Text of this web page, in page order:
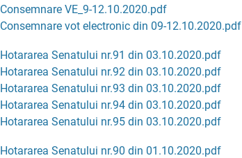
Consemnare VE_9-12.10.2020.pdf
Consemnare vot electronic din 09-12.10.2020.pdf
Hotararea Senatului nr.91 din 03.10.2020.pdf
Hotararea Senatului nr.92 din 03.10.2020.pdf
Hotararea Senatului nr.93 din 03.10.2020.pdf
Hotararea Senatului nr.94 din 03.10.2020.pdf
Hotararea Senatului nr.95 din 03.10.2020.pdf
Hotararea Senatului nr.90 din 01.10.2020.pdf